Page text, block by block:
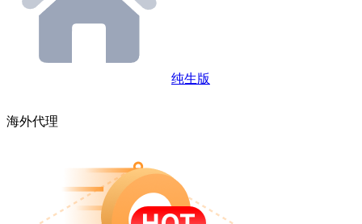
纯生版
海外代理